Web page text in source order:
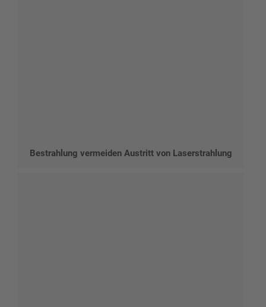
Bestrahlung vermeiden Austritt von Laserstrahlung